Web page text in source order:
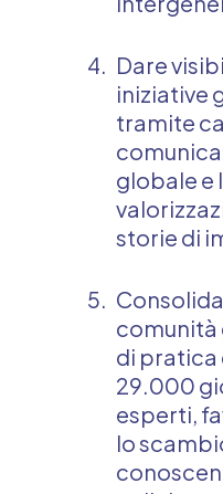
Dare
iniziative
tramite
globale e
storie di
comunità
di pratica
29.000
esperti,
lo